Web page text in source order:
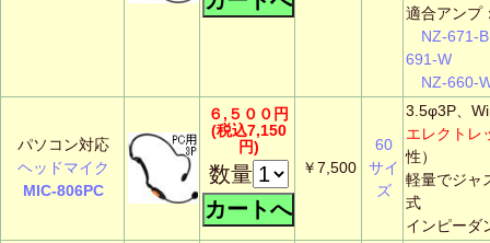
適合アンプ
NZ-671-B
691-W
NZ-660-
パソコン対応
ヘッドマイク
MIC-806PC
６,５００円
(税込7,150
円)
数量 ￥7,500
60
サイ
ズ
3.5φ3P、
エレクトレ
性）
軽量でジャ
式
インピーダ